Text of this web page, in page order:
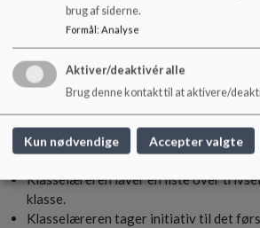
En fra Sinding skoledistrikt eller
En fra Kildebakkens skoledistrikt
En fra Timrings skoledistrikt
En fra Vildbjerg Skoles skoledistrikt.
Klasselærerens rolle i forhold til
Klasselæreren laver en liste over
klasse.
Klasselæreren tager initiativ til det
brug af siderne.
Formål: Analyse
Aktiver/deaktivér alle
Brug denne kontakt til at aktivere/
Kun nødvendige Accepter valgte